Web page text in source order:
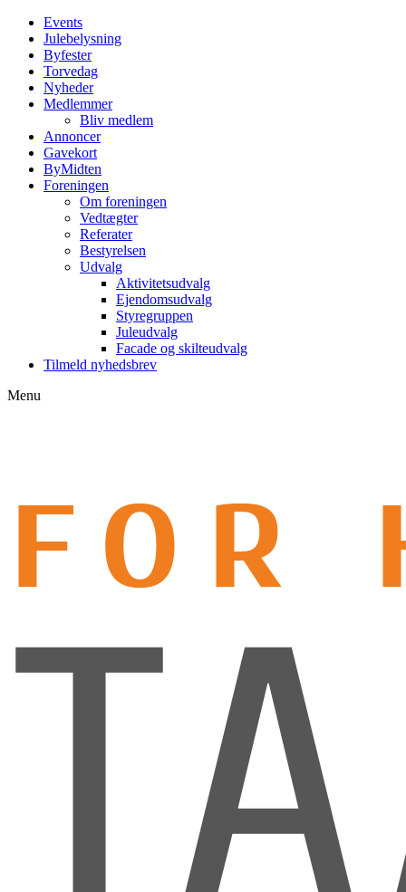
Events
Julebelysning
Byfester
Torvedag
Nyheder
Medlemmer
Bliv medlem
Annoncer
Gavekort
ByMidten
Foreningen
Om foreningen
Vedtægter
Referater
Bestyrelsen
Udvalg
Aktivitetsudvalg
Ejendomsudvalg
Styregruppen
Juleudvalg
Facade og skilteudvalg
Tilmeld nyhedsbrev
Menu